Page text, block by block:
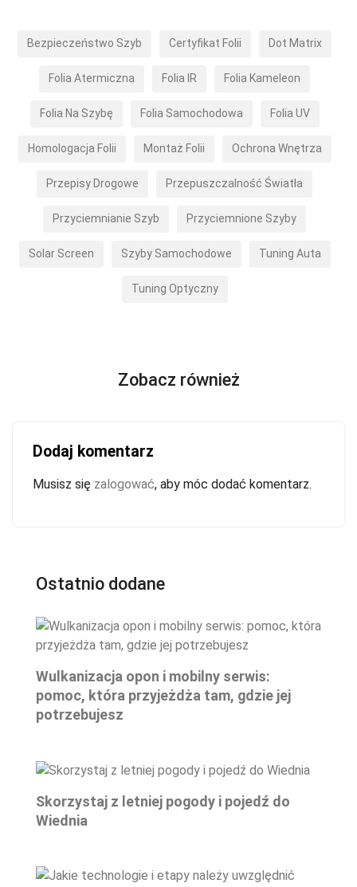
Bezpieczeństwo Szyb Certyfikat Folii Dot Matrix
Folia Atermiczna Folia IR Folia Kameleon
Folia Na Szybę Folia Samochodowa Folia UV
Homologacja Folii Montaż Folii Ochrona Wnętrza
Przepisy Drogowe Przepuszczalność Światła
Przyciemnianie Szyb Przyciemnione Szyby
Solar Screen Szyby Samochodowe Tuning Auta
Tuning Optyczny
Zobacz również
Dodaj komentarz
Musisz się zalogować, aby móc dodać komentarz.
Ostatnio dodane
Wulkanizacja opon i mobilny serwis:
pomoc, która przyjeżdża tam, gdzie jej
potrzebujesz
Skorzystaj z letniej pogody i pojedź do
Wiednia